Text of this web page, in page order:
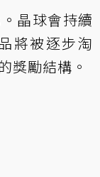
晶球會持續
將被逐步淘
獎勵結構。